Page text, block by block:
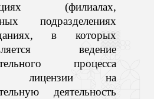
(филиалах,
подразделениях
в которых
ведение
процесса
лицензии на
деятельность